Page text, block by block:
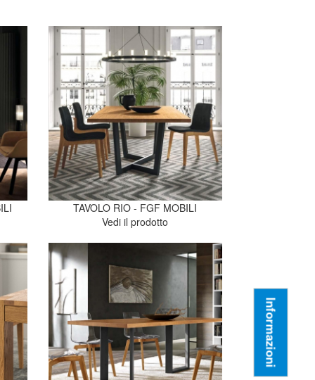
Informazioni
TAVOLO RIO - FGF MOBILI
Vedi il prodotto